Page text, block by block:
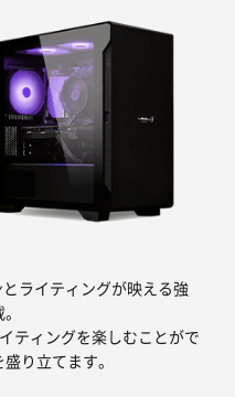
ライティングが映える強
ティングを楽しむことがで
り立てます。